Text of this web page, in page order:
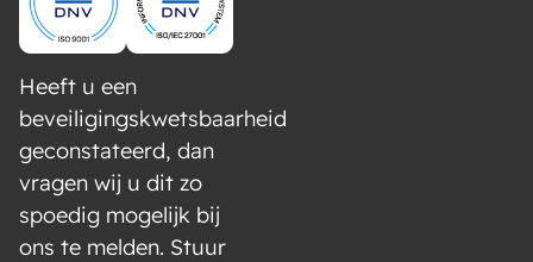
Heeft u een
beveiligingskwetsbaarheid
geconstateerd, dan
vragen wij u dit zo
spoedig mogelijk bij
ons te melden. Stuur